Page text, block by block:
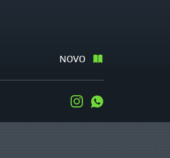
NOVO
Instagram